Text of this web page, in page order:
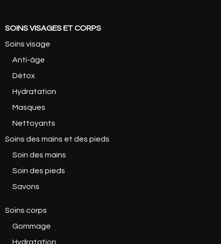
SOINS VISAGES ET CORPS
Soins visage
Anti-âge
Détox
Hydratation
Masques
Nettoyants
Soins des mains et des pieds
Soin des mains
Soin des pieds
Savons
Soins corps
Gommage
Hydratation